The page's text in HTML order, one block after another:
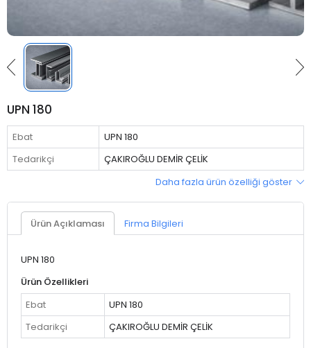
UPN 180
Ebat
UPN 180
Tedarikçi
ÇAKIROĞLU DEMİR ÇELİK
Daha fazla ürün özelliği göster
Ürün Açıklaması Firma Bilgileri
UPN 180
Ürün Özellikleri
Ebat
UPN 180
Tedarikçi
ÇAKIROĞLU DEMİR ÇELİK